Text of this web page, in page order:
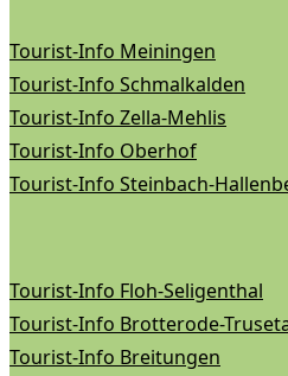
Tourist-Info Meiningen
Tourist-Info Schmalkalden
Tourist-Info Zella-Mehlis
Tourist-Info Oberhof
Tourist-Info Steinbach-
Tourist-Info Floh-Seligenthal
Tourist-Info Brotterode-
Tourist-Info Breitungen